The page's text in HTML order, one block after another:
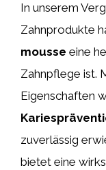
In unserem
Zahnprodukte
mousse eine
Zahnpflege ist.
Eigenschaften
zuverlässig
bietet eine